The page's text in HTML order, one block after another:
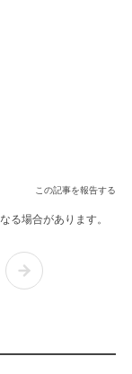
この記事を報告する
る場合があります。